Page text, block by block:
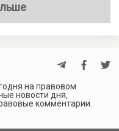
на правовом
новости дня,
комментарии.